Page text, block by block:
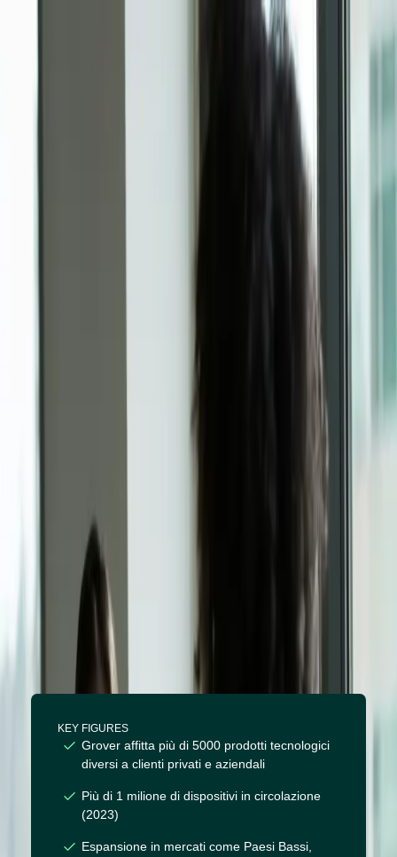
Contatti
Grover si espande con
l’assistenza linguistica a
360 gradi di Supertext
KEY FIGURES
Grover affitta più di 5000 prodotti tecnologici
diversi a clienti privati e aziendali
Più di 1 milione di dispositivi in circolazione
(2023)
Espansione in mercati come Paesi Bassi,